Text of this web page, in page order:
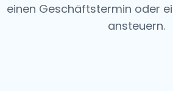
einen Geschäftstermin oder
ansteuern.